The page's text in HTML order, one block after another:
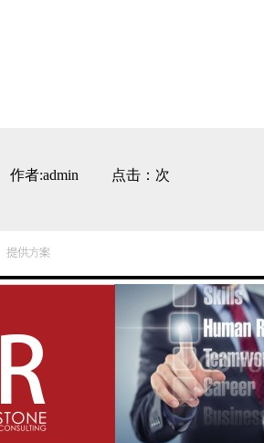
作者:admin 点击：次